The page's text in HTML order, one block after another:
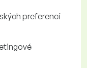
preferencí